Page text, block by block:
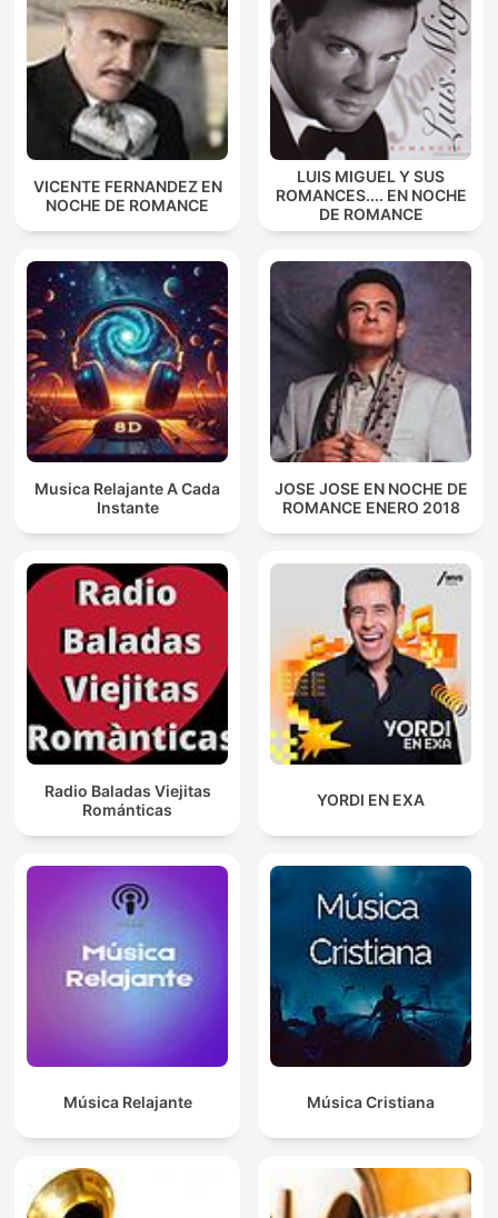
VICENTE FERNANDEZ EN
NOCHE DE ROMANCE
LUIS MIGUEL Y SUS
ROMANCES.... EN NOCHE
DE ROMANCE
Musica Relajante A Cada
Instante
JOSE JOSE EN NOCHE DE
ROMANCE ENERO 2018
Radio Baladas Viejitas
Románticas
YORDI EN EXA
Música Relajante Música Cristiana